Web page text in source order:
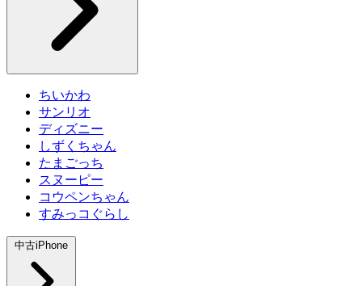
ちいかわ
サンリオ
ディズニー
しずくちゃん
たまごっち
スヌーピー
コウペンちゃん
すみっコぐらし
中古iPhone